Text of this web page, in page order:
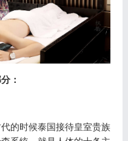
：
的时候泰国接待皇室贵族